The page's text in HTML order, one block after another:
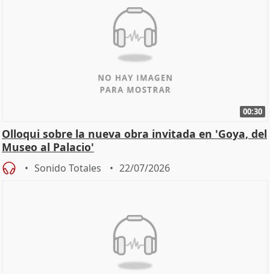
00:30
Olloqui sobre la nueva obra invitada en 'Goya, del
Museo al Palacio'
Sonido Totales 22/07/2026